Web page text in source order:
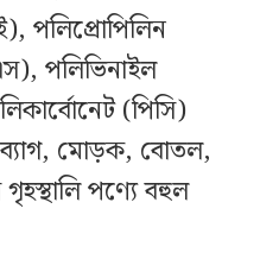
পলিপ্রোপিলিন
পলিভিনাইল
(পিসি)
ব্যাগ, মোড়ক, বোতল,
গৃহস্থালি পণ্যে বহুল